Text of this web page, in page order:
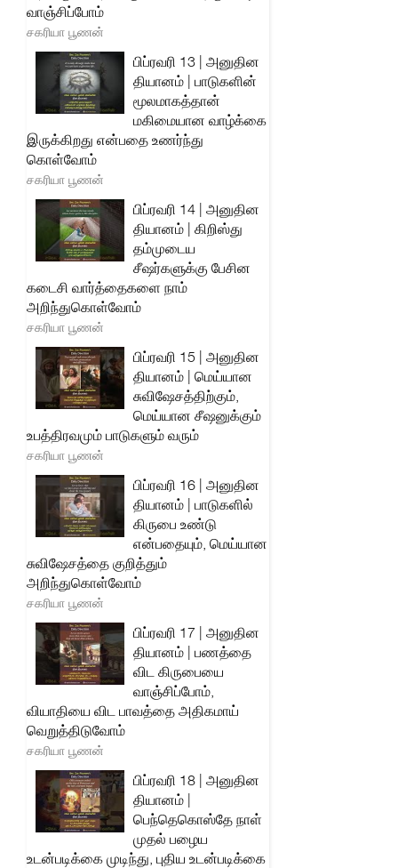
வாஞ்சிப்போம்
சகரியா பூணன்
பிப்ரவரி 13 | அனுதின
தியானம் | பாடுகளின்
மூலமாகத்தான்
மகிமையான வாழ்க்கை
இருக்கிறது என்பதை உணர்ந்து
கொள்வோம்
சகரியா பூணன்
பிப்ரவரி 14 | அனுதின
தியானம் | கிறிஸ்து
தம்முடைய
சீஷர்களுக்கு பேசின
கடைசி வார்த்தைகளை நாம்
அறிந்துகொள்வோம்
சகரியா பூணன்
பிப்ரவரி 15 | அனுதின
தியானம் | மெய்யான
சுவிஷேசத்திற்கும்,
மெய்யான சீஷனுக்கும்
உபத்திரவமும் பாடுகளும் வரும்
சகரியா பூணன்
பிப்ரவரி 16 | அனுதின
தியானம் | பாடுகளில்
கிருபை உண்டு
என்பதையும், மெய்யான
சுவிஷேசத்தை குறித்தும்
அறிந்துகொள்வோம்
சகரியா பூணன்
பிப்ரவரி 17 | அனுதின
தியானம் | பணத்தை
விட கிருபையை
வாஞ்சிப்போம்,
வியாதியை விட பாவத்தை அதிகமாய்
வெறுத்திடுவோம்
சகரியா பூணன்
பிப்ரவரி 18 | அனுதின
தியானம் |
பெந்தெகொஸ்தே நாள்
முதல் பழைய
உடன்படிக்கை முடிந்து, புதிய உடன்படிக்கை